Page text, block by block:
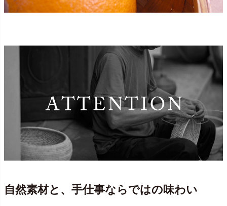
自然素材と、手仕事ならではの味わい